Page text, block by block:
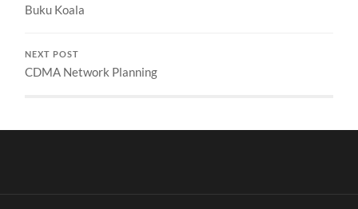
Buku Koala
NEXT POST
CDMA Network Planning